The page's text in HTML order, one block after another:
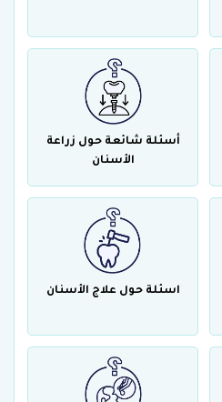
أسئلة شائعة حول زراعة
الأسنان
اسئلة حول علاج الأسنان